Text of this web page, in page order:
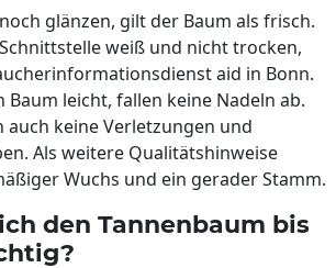
glänzen, gilt der Baum als frisch.
weiß und nicht trocken,
aid in Bonn.
Baum leicht, fallen keine Nadeln ab.
auch keine Verletzungen und
Als weitere Qualitätshinweise
Wuchs und ein gerader Stamm.
den Tannenbaum bis